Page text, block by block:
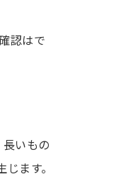
認はで
いもの
ます。